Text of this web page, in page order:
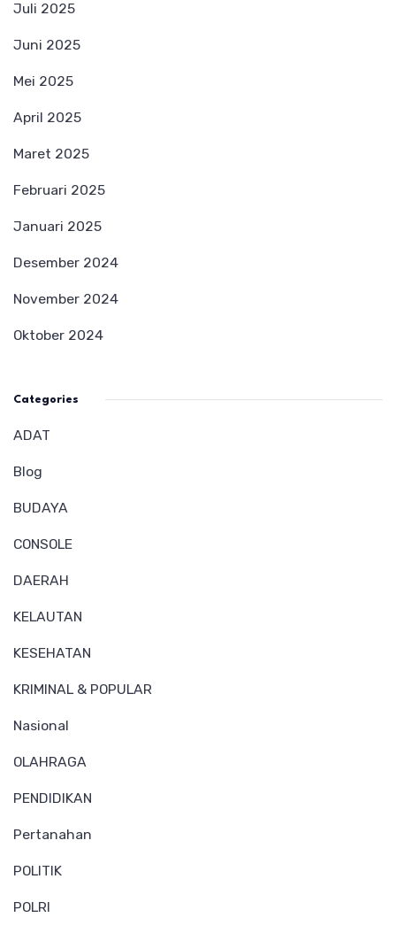
Juli 2025
Juni 2025
Mei 2025
April 2025
Maret 2025
Februari 2025
Januari 2025
Desember 2024
November 2024
Oktober 2024
Categories
ADAT
Blog
BUDAYA
CONSOLE
DAERAH
KELAUTAN
KESEHATAN
KRIMINAL & POPULAR
Nasional
OLAHRAGA
PENDIDIKAN
Pertanahan
POLITIK
POLRI